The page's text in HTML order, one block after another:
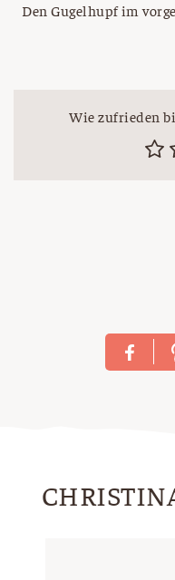
Den Gugelhupf im
Wie zufrieden